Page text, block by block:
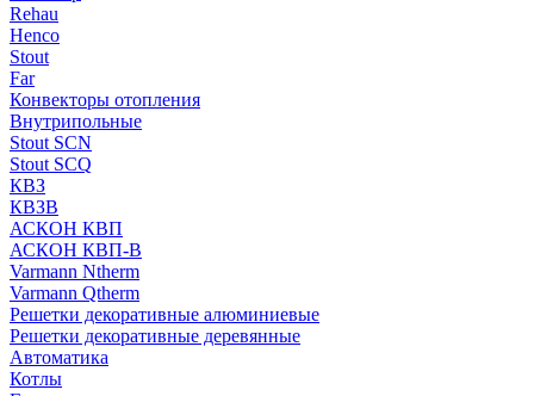
Rehau
Henco
Stout
Far
Конвекторы отопления
Внутрипольные
Stout SCN
Stout SCQ
КВЗ
КВЗВ
АСКОН КВП
АСКОН КВП-В
Varmann Ntherm
Varmann Qtherm
Решетки декоративные алюминиевые
Решетки декоративные деревянные
Автоматика
Котлы